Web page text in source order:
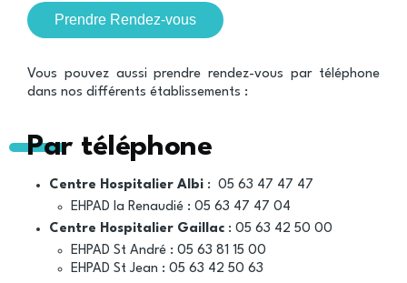
Prendre Rendez-vous
Vous pouvez aussi prendre rendez-vous par téléphone
dans nos différents établissements :
Par téléphone
Centre Hospitalier Albi : 05 63 47 47 47
EHPAD la Renaudié : 05 63 47 47 04
Centre Hospitalier Gaillac : 05 63 42 50 00
EHPAD St André : 05 63 81 15 00
EHPAD St Jean : 05 63 42 50 63